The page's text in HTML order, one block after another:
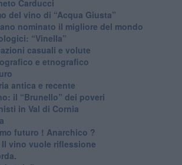
Carducci
del vino di “Acqua Giusta”
nominato il migliore del mondo
“Vinella”
casuali e volute
e etnografico
antica e recente
il “Brunello” dei poveri
in Val di Cornia
futuro ! Anarchico ?
vino vuole riflessione